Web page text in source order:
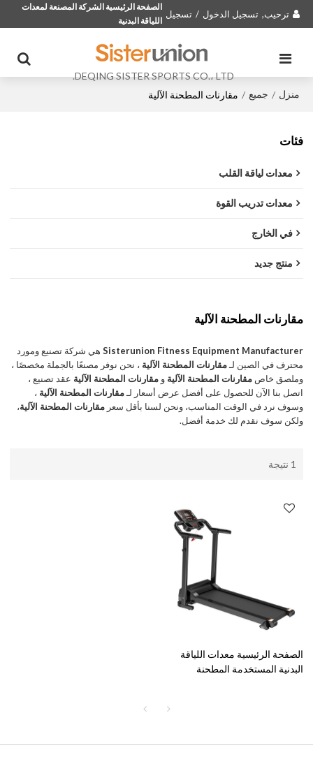
ترحيب, تسجيل الدخول / تسجيل
الصفحة الرئيسية الشركة المصنعة لمعدات
اللياقة البدنية
DEQING SISTER SPORTS CO.، LTD.
منزل / جميع / مقارنات المطحنة الآلية
فئات
معدات لياقة القلب
معدات تدريب القوة
في الخارج
منتج جديد
مقارنات المطحنة الآلية
Sisterunion Fitness Equipment Manufacturer هي شركة تصنيع ومورد
محترف في الصين لـمقارنات المطحنة الآلية ، نحن نوفر مصنعًا بالجملة مخصصًا ،
وملصق خاصمقارنات المطحنة الآلية ومقارنات المطحنة الآلية عقد تصنيع ،
اتصل بنا الآن للحصول على أفضل عرض أسعار لـمقارنات المطحنة الآلية ،
وسوف نرد في الوقت المناسب، ونحن لسنا بأقل سعرمقارنات المطحنة الآلية،
ولكن سوف نقدم لك خدمة أفضل.
1 نتيجة
الصفحة الرئيسية معدات اللياقة
البدنية المستخدمة المطحنة